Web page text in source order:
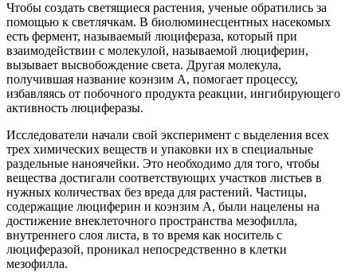
Чтобы создать светящиеся растения, ученые обратились за
помощью к светлячкам. В биолюминесцентных насекомых
есть фермент, называемый люцифераза, который при
взаимодействии с молекулой, называемой люциферин,
вызывает высвобождение света. Другая молекула,
получившая название коэнзим А, помогает процессу,
избавляясь от побочного продукта реакции, ингибирующего
активность люциферазы.
Исследователи начали свой эксперимент с выделения всех
трех химических веществ и упаковки их в специальные
раздельные наноячейки. Это необходимо для того, чтобы
вещества достигали соответствующих участков листьев в
нужных количествах без вреда для растений. Частицы,
содержащие люциферин и коэнзим А, были нацелены на
достижение внеклеточного пространства мезофилла,
внутреннего слоя листа, в то время как носитель с
люциферазой, проникал непосредственно в клетки
мезофилла.